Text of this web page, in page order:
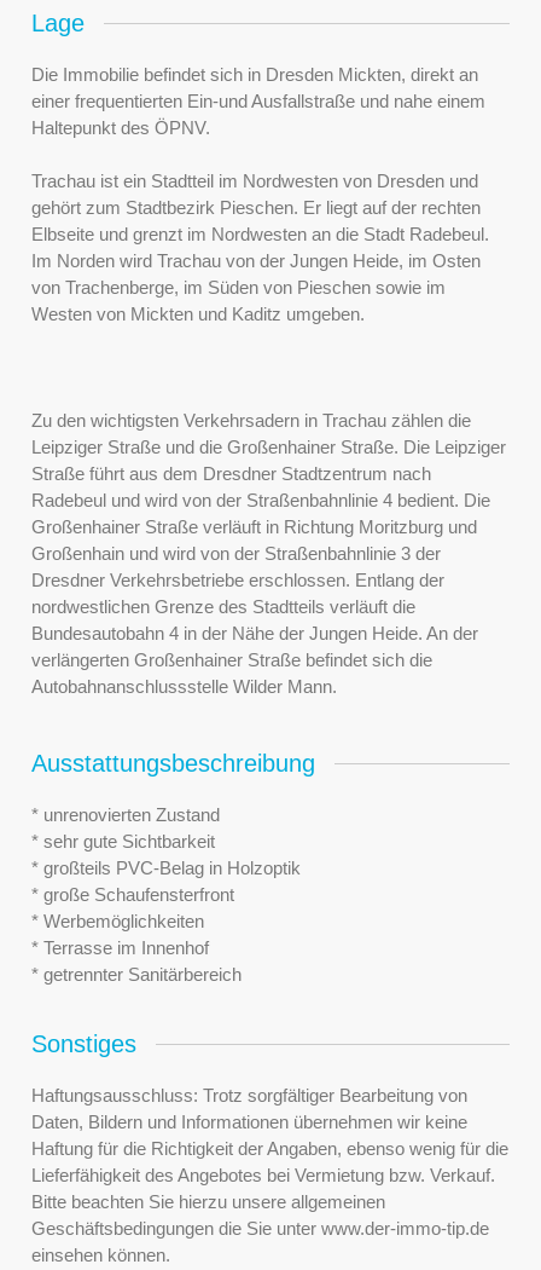
Lage
Die Immobilie befindet sich in Dresden Mickten, direkt an
einer frequentierten Ein-und Ausfallstraße und nahe einem
Haltepunkt des ÖPNV.
Trachau ist ein Stadtteil im Nordwesten von Dresden und
gehört zum Stadtbezirk Pieschen. Er liegt auf der rechten
Elbseite und grenzt im Nordwesten an die Stadt Radebeul.
Im Norden wird Trachau von der Jungen Heide, im Osten
von Trachenberge, im Süden von Pieschen sowie im
Westen von Mickten und Kaditz umgeben.
Zu den wichtigsten Verkehrsadern in Trachau zählen die
Leipziger Straße und die Großenhainer Straße. Die Leipziger
Straße führt aus dem Dresdner Stadtzentrum nach
Radebeul und wird von der Straßenbahnlinie 4 bedient. Die
Großenhainer Straße verläuft in Richtung Moritzburg und
Großenhain und wird von der Straßenbahnlinie 3 der
Dresdner Verkehrsbetriebe erschlossen. Entlang der
nordwestlichen Grenze des Stadtteils verläuft die
Bundesautobahn 4 in der Nähe der Jungen Heide. An der
verlängerten Großenhainer Straße befindet sich die
Autobahnanschlussstelle Wilder Mann.
Ausstattungsbeschreibung
* unrenovierten Zustand
* sehr gute Sichtbarkeit
* großteils PVC-Belag in Holzoptik
* große Schaufensterfront
* Werbemöglichkeiten
* Terrasse im Innenhof
* getrennter Sanitärbereich
Sonstiges
Haftungsausschluss: Trotz sorgfältiger Bearbeitung von
Daten, Bildern und Informationen übernehmen wir keine
Haftung für die Richtigkeit der Angaben, ebenso wenig für die
Lieferfähigkeit des Angebotes bei Vermietung bzw. Verkauf.
Bitte beachten Sie hierzu unsere allgemeinen
Geschäftsbedingungen die Sie unter www.der-immo-tip.de
einsehen können.